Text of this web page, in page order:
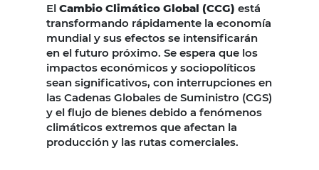
El Cambio Climático Global (CCG) está
transformando rápidamente la economía
mundial y sus efectos se intensificarán
en el futuro próximo. Se espera que los
impactos económicos y sociopolíticos
sean significativos, con interrupciones en
las Cadenas Globales de Suministro (CGS)
y el flujo de bienes debido a fenómenos
climáticos extremos que afectan la
producción y las rutas comerciales.